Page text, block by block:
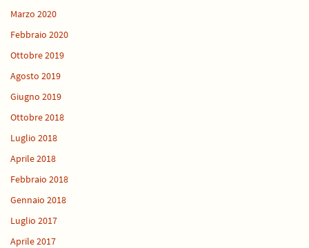
Marzo 2020
Febbraio 2020
Ottobre 2019
Agosto 2019
Giugno 2019
Ottobre 2018
Luglio 2018
Aprile 2018
Febbraio 2018
Gennaio 2018
Luglio 2017
Aprile 2017